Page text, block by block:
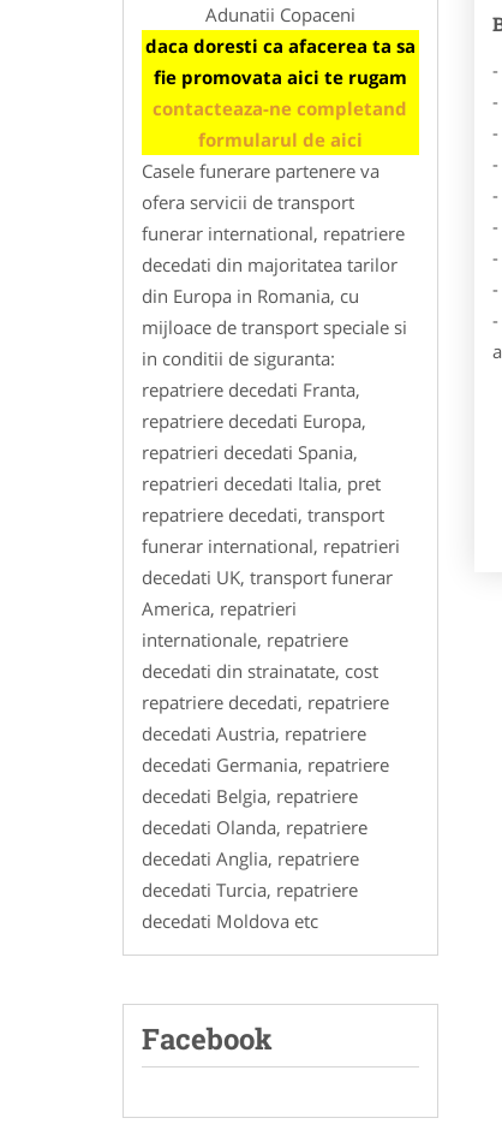
Adunatii Copaceni
daca doresti ca afacerea ta sa
fie promovata aici te rugam
contacteaza-ne completand
formularul de aici
Casele funerare partenere va
ofera servicii de transport
funerar international, repatriere
decedati din majoritatea tarilor
din Europa in Romania, cu
mijloace de transport speciale si
in conditii de siguranta:
repatriere decedati Franta,
repatriere decedati Europa,
repatrieri decedati Spania,
repatrieri decedati Italia, pret
repatriere decedati, transport
funerar international, repatrieri
decedati UK, transport funerar
America, repatrieri
internationale, repatriere
decedati din strainatate, cost
repatriere decedati, repatriere
decedati Austria, repatriere
decedati Germania, repatriere
decedati Belgia, repatriere
decedati Olanda, repatriere
decedati Anglia, repatriere
decedati Turcia, repatriere
decedati Moldova etc
Facebook